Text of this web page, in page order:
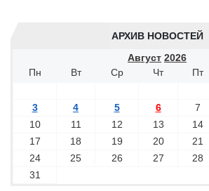
АРХИВ НОВОСТЕЙ
Август 2026
Пн
Вт Ср Чт Пт
3
4 5 6 7
10
11 12 13 14
17
18 19 20 21
24
25 26 27 28
31